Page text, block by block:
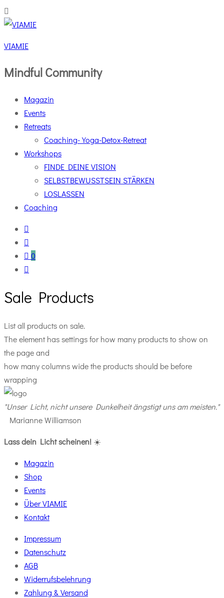
VIAMIE
Mindful Community
Magazin
Events
Retreats
Coaching-Yoga-Detox-Retreat
Workshops
FINDE DEINE VISION
SELBSTBEWUSSTSEIN STÄRKEN
LOSLASSEN
Coaching
0
Sale Products
List all products on sale.
The element has settings for how many products to show on
the page and
how many columns wide the products should be before
wrapping
"Unser Licht, nicht unsere Dunkelheit ängstigt uns am meisten."
Marianne Williamson
Lass dein Licht scheinen! ☀️
Magazin
Shop
Events
Über VIAMIE
Kontakt
Impressum
Datenschutz
AGB
Widerrufsbelehrung
Zahlung & Versand